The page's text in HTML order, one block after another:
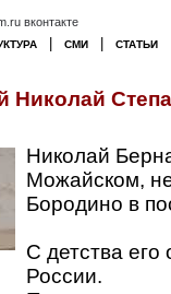
вконтакте
СМИ СТАТЬИ
Николай
Николай
Можайском,
Бородино в
С детства
России.